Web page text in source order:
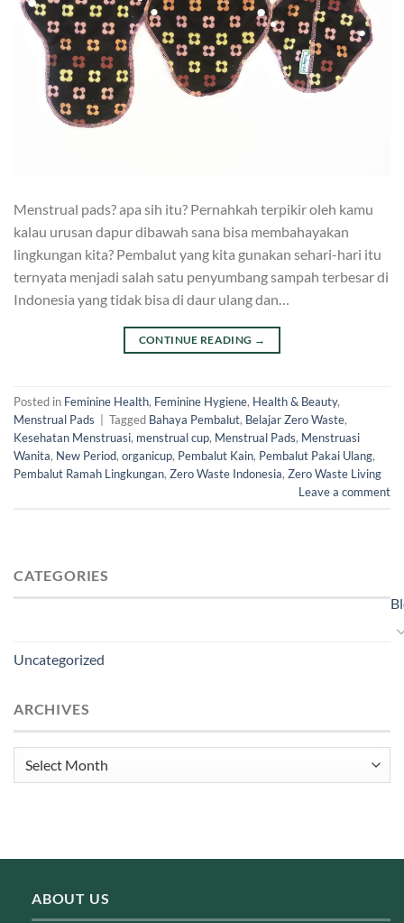
Menstrual pads? apa sih itu? Pernahkah terpikir oleh kamu
kalau urusan dapur dibawah sana bisa membahayakan
lingkungan kita? Pembalut yang kita gunakan sehari-hari itu
ternyata menjadi salah satu penyumbang sampah terbesar di
Indonesia yang tidak bisa di daur ulang dan…
CONTINUE READING →
Posted in Feminine Health, Feminine Hygiene, Health & Beauty,
Menstrual Pads
Tagged Bahaya Pembalut, Belajar Zero Waste,
Kesehatan Menstruasi, menstrual cup, Menstrual Pads, Menstruasi
Wanita, New Period, organicup, Pembalut Kain, Pembalut Pakai Ulang,
Pembalut Ramah Lingkungan, Zero Waste Indonesia, Zero Waste Living
Leave a comment
CATEGORIES
Uncategorized
ARCHIVES
Archives
ABOUT US